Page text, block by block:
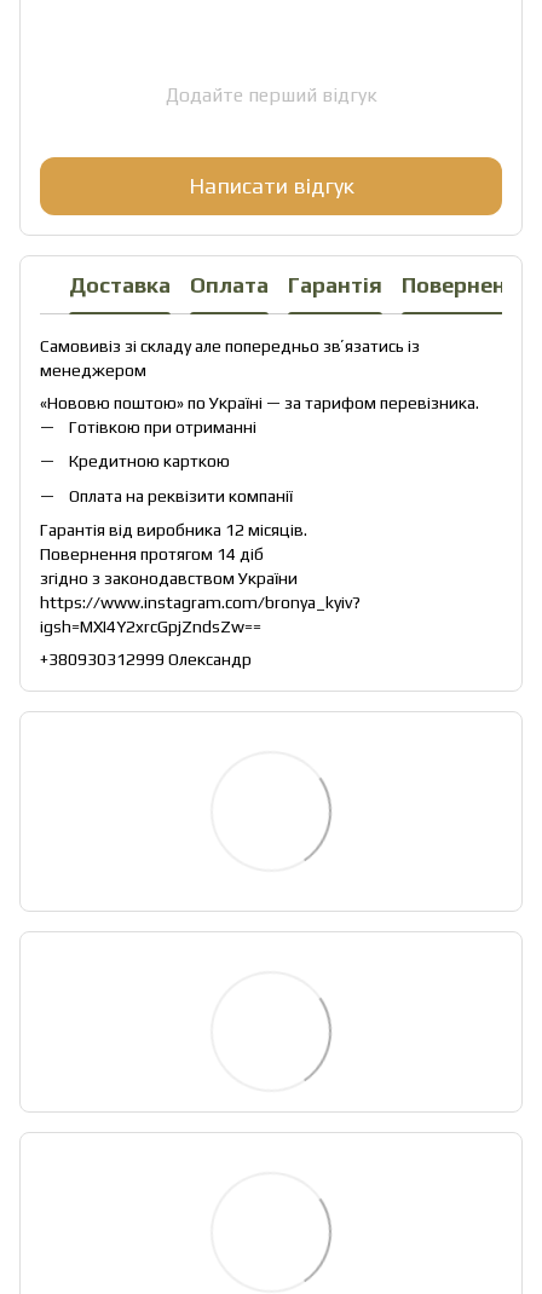
Додайте перший відгук
Написати відгук
Доставка Оплата Гарантія Повернення
Самовивіз зі складу але попередньо звʼязатись із
менеджером
«Нововю поштою» по Україні — за тарифом перевізника.
Готівкою при отриманні
Кредитною карткою
Оплата на реквізити компанії
Гарантія від виробника 12 місяців.
Повернення протягом 14 діб
згідно з законодавством України
https://www.instagram.com/bronya_kyiv?
igsh=MXI4Y2xrcGpjZndsZw==
+380930312999 Олександр